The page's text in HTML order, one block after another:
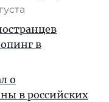
в
о
в российских